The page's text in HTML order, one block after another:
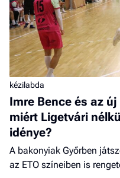
kézilabda
Imre Bence és az
miért Ligetvári
idénye?
A bakonyiak Győrben
az ETO színeiben is